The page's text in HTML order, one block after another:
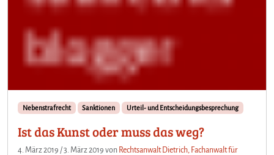
Nebenstrafrecht Sanktionen Urteil- und Entscheidungsbesprechung
Ist das Kunst oder muss das weg?
4. März 2019 /3. März 2019 von Rechtsanwalt Dietrich, Fachanwalt für